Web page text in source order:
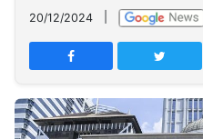
Network
PT
TREETAN
MULTIMEDIA
INDONESIA
20/12/2024